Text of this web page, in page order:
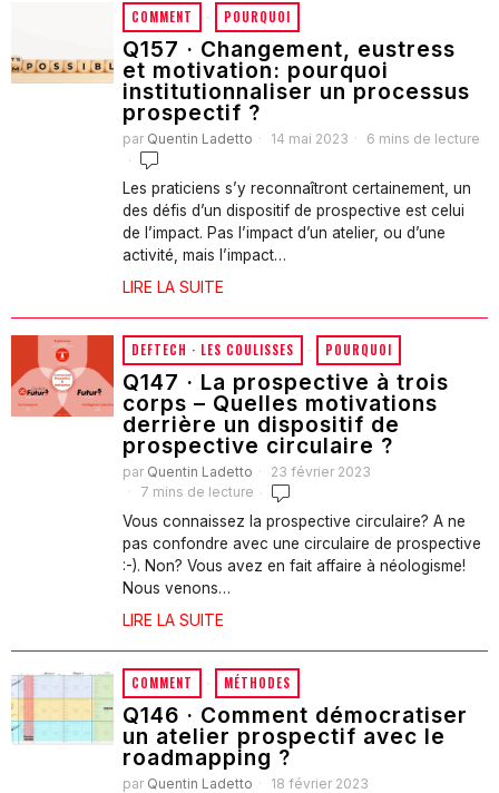
COMMENT · POURQUOI
Q157 · Changement, eustress
et motivation: pourquoi
institutionnaliser un processus
prospectif ?
par Quentin Ladetto 14 mai 2023 6 mins de lecture
Les praticiens s’y reconnaîtront certainement, un
des défis d’un dispositif de prospective est celui
de l’impact. Pas l’impact d’un atelier, ou d’une
activité, mais l’impact…
LIRE LA SUITE
DEFTECH · LES COULISSES · POURQUOI
Q147 · La prospective à trois
corps – Quelles motivations
derrière un dispositif de
prospective circulaire ?
par Quentin Ladetto
23 février 2023
7 mins de lecture
Vous connaissez la prospective circulaire? A ne
pas confondre avec une circulaire de prospective
:-). Non? Vous avez en fait affaire à néologisme!
Nous venons…
LIRE LA SUITE
COMMENT · MÉTHODES
Q146 · Comment démocratiser
un atelier prospectif avec le
roadmapping ?
par Quentin Ladetto
18 février 2023